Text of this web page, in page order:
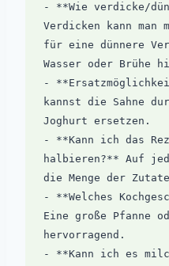
- **Wie verdicke/
Verdicken kann man
für eine dünnere
Wasser oder Brühe
-
kannst die Sahne
Joghurt ersetzen.
- **Kann ich das
halbieren?** Auf
die Menge der
- **Welches
Eine große Pfanne
hervorragend.
- **Kann ich es